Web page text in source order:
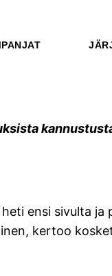
ensi sivulta ja
kertoo